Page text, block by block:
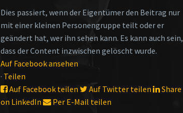
Dies passiert, wenn der Eigentümer den Beitrag nur
mit einer kleinen Personengruppe teilt oder er
geändert hat, wer ihn sehen kann. Es kann auch sein,
dass der Content inzwischen gelöscht wurde.
Auf Facebook ansehen
· Teilen
Auf Facebook teilen
Auf Twitter teilen
Share
on LinkedIn
Per E-Mail teilen